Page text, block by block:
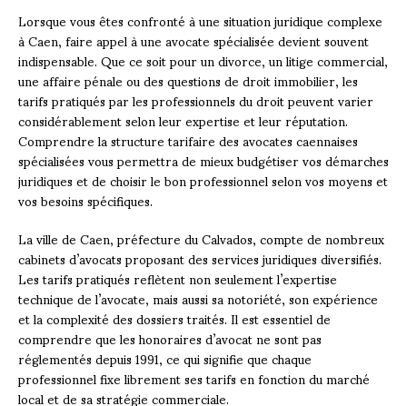
Lorsque vous êtes confronté à une situation juridique complexe
à Caen, faire appel à une avocate spécialisée devient souvent
indispensable. Que ce soit pour un divorce, un litige commercial,
une affaire pénale ou des questions de droit immobilier, les
tarifs pratiqués par les professionnels du droit peuvent varier
considérablement selon leur expertise et leur réputation.
Comprendre la structure tarifaire des avocates caennaises
spécialisées vous permettra de mieux budgétiser vos démarches
juridiques et de choisir le bon professionnel selon vos moyens et
vos besoins spécifiques.
La ville de Caen, préfecture du Calvados, compte de nombreux
cabinets d’avocats proposant des services juridiques diversifiés.
Les tarifs pratiqués reflètent non seulement l’expertise
technique de l’avocate, mais aussi sa notoriété, son expérience
et la complexité des dossiers traités. Il est essentiel de
comprendre que les honoraires d’avocat ne sont pas
réglementés depuis 1991, ce qui signifie que chaque
professionnel fixe librement ses tarifs en fonction du marché
local et de sa stratégie commerciale.